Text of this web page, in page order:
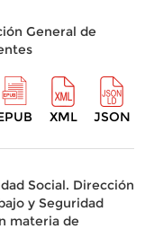
General de
XML JSON
Social. Dirección
y Seguridad
materia de